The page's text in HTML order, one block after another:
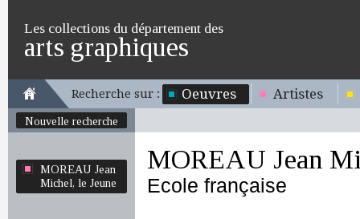
Les collections du département des
arts graphiques
Recherche sur : Oeuvres Artistes
Nouvelle recherche
MOREAU Jean
Michel, le Jeune
MOREAU Jean
Ecole française